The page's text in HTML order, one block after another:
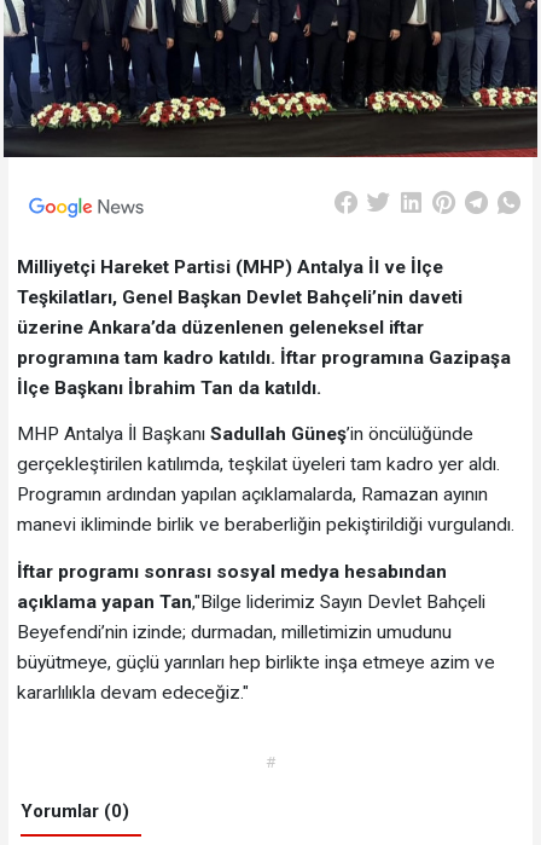
Milliyetçi Hareket Partisi (MHP) Antalya İl ve İlçe
Teşkilatları, Genel Başkan Devlet Bahçeli’nin daveti
üzerine Ankara’da düzenlenen geleneksel iftar
programına tam kadro katıldı. İftar programına Gazipaşa
İlçe Başkanı İbrahim Tan da katıldı.
MHP Antalya İl Başkanı Sadullah Güneş’in öncülüğünde
gerçekleştirilen katılımda, teşkilat üyeleri tam kadro yer aldı.
Programın ardından yapılan açıklamalarda, Ramazan ayının
manevi ikliminde birlik ve beraberliğin pekiştirildiği vurgulandı.
İftar programı sonrası sosyal medya hesabından
açıklama yapan Tan,"Bilge liderimiz Sayın Devlet Bahçeli
Beyefendi’nin izinde; durmadan, milletimizin umudunu
büyütmeye, güçlü yarınları hep birlikte inşa etmeye azim ve
kararlılıkla devam edeceğiz."
#
Yorumlar (0)